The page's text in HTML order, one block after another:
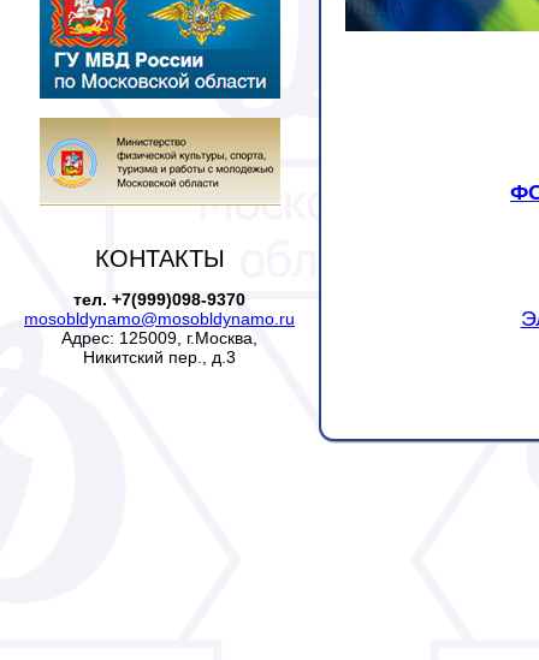
КОНТАКТЫ
тел. +7(999)098-9370
mosobldynamo@mosobldynamo.ru
Адрес: 125009, г.Москва,
Никитский пер., д.3